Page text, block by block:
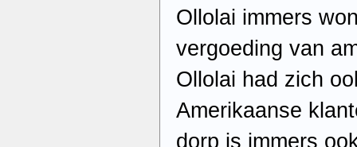
Ollolai immers
vergoeding van
Ollolai had zich
Amerikaanse
dorp is immers